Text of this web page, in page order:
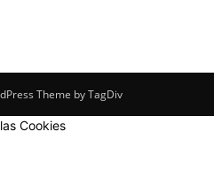
Theme by TagDiv
Cookies